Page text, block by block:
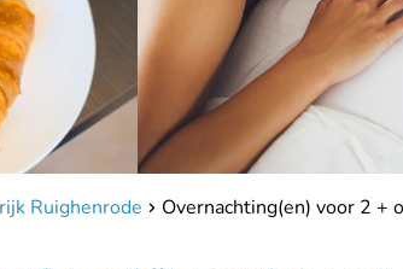
Ruighenrode Overnachting(en) voor 2 +